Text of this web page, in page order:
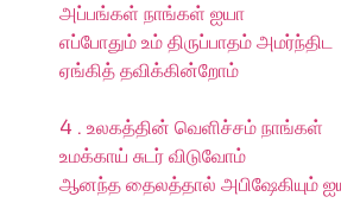
அப்பங்கள் நாங்கள் ஐயா
எப்போதும் உம் திருப்பாதம் அமர்ந்திட
ஏங்கித் தவிக்கின்றோம்
4 . உலகத்தின் வெளிச்சம் நாங்கள்
உமக்காய் சுடர் விடுவோம்
ஆனந்த தைலத்தால் அபிஷேகியும்